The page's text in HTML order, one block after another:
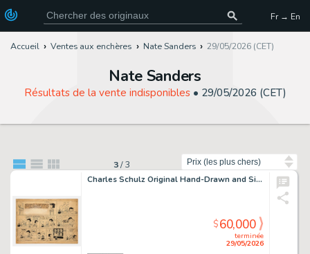
Fr → En
Accueil Ventes aux enchères Nate Sanders 29/05/2026 (CET)
Nate Sanders
Résultats de la vente indisponibles• 29/05/2026 (CET)
3/3
Charles Schulz Original Hand-Drawn and Signed ''Peanuts'' Sunday Comic Strip -- Early Strip from 1955 Shows Lucy Taking Dramatic Action Against Her Nemesis Beethoven
terminée
29/05/2026
$60,000